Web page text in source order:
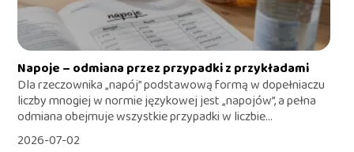
Napoje – odmiana przez przypadki z przykładami
Dla rzeczownika „napój” podstawową formą w dopełniaczu
liczby mnogiej w normie językowej jest „napojów”, a pełna
odmiana obejmuje wszystkie przypadki w liczbie...
2026-07-02